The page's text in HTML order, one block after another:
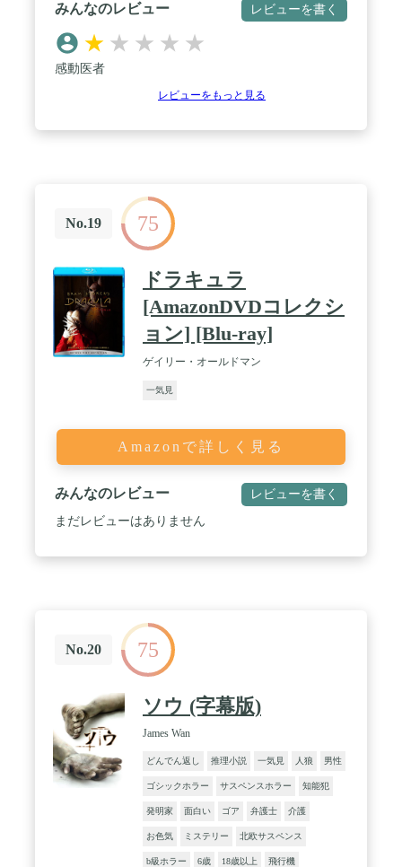
みんなのレビュー レビューを書く
★ ★ ★ ★ ★
感動医者
レビューをもっと見る
No.19 75
ドラキュラ
[AmazonDVDコレクシ
ョン] [Blu-ray]
ゲイリー・オールドマン
一気見
Amazonで詳しく見る
みんなのレビュー レビューを書く
まだレビューはありません
No.20 75
ソウ (字幕版)
James Wan
どんでん返し 推理小説 一気見 人狼 男性
ゴシックホラー サスペンスホラー 知能犯
発明家 面白い ゴア 弁護士 介護
お色気 ミステリー 北欧サスペンス
b級ホラー 6歳 18歳以上 飛行機